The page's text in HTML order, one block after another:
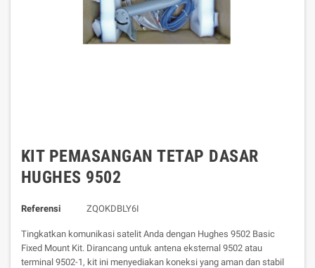
KIT PEMASANGAN TETAP DASAR
HUGHES 9502
Referensi ZQOKDBLY6I
Tingkatkan komunikasi satelit Anda dengan Hughes 9502 Basic
Fixed Mount Kit. Dirancang untuk antena eksternal 9502 atau
terminal 9502-1, kit ini menyediakan koneksi yang aman dan stabil